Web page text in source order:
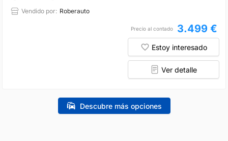
Vendido por: Roberauto
Precio al contado 3.499 €
Estoy interesado
Ver detalle
Descubre más opciones